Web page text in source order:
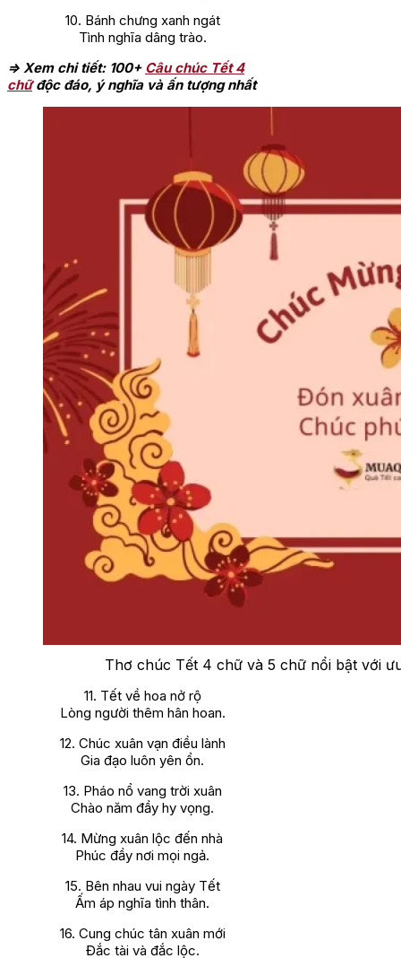
10. Bánh chưng xanh ngát
Tình nghĩa dâng trào.
=> Xem chi tiết: 100+ Câu chúc Tết 4
chữđộc đáo, ý nghĩa và ấn tượng nhất
Thơ chúc Tết 4 chữ và 5 chữ nổi bật với
11. Tết về hoa nở rộ
Lòng người thêm hân hoan.
12. Chúc xuân vạn điều lành
Gia đạo luôn yên ổn.
13. Pháo nổ vang trời xuân
Chào năm đầy hy vọng.
14. Mừng xuân lộc đến nhà
Phúc đầy nơi mọi ngả.
15. Bên nhau vui ngày Tết
Ấm áp nghĩa tình thân.
16. Cung chúc tân xuân mới
Đắc tài và đắc lộc.